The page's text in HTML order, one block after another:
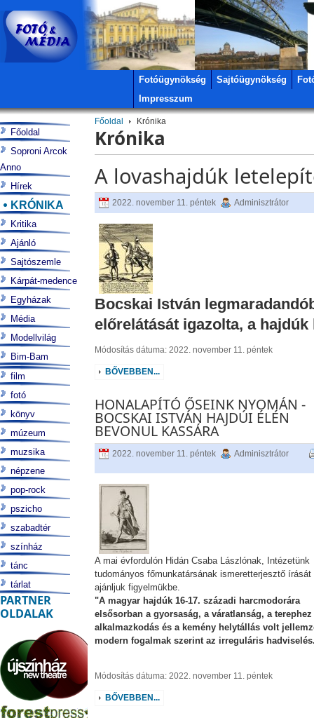
Fotóügynökség Sajtóügynökség
Impresszum
Főoldal Krónika
Krónika
A lovashajdúk
2022. november 11. péntek Adminisztrátor
Bocskai István
előrelátását igazolta, a
Módosítás dátuma: 2022. november 11. péntek
BŐVEBBEN...
HONALAPÍTÓ ŐSEINK NYOMÁN -
BOCSKAI ISTVÁN HAJDÚI ÉLÉN
BEVONUL KASSÁRA
2022. november 11. péntek Adminisztrátor
A mai évfordulón Hidán Csaba Lászlónak, Intézetünk
tudományos főmunkatársának ismeretterjesztő írását
ajánljuk figyelmükbe.
"A magyar hajdúk 16-17. századi harcmodorára
elsősorban a gyorsaság, a váratlanság, a
alkalmazkodás és a kemény helytállás volt
modern fogalmak szerint az irreguláris
Módosítás dátuma: 2022. november 11. péntek
BŐVEBBEN...
Főoldal
Soproni Arcok
Anno
Hírek
KRÓNIKA
Kritika
Ajánló
Sajtószemle
Kárpát-medence
Egyházak
Média
Modellvilág
Bim-Bam
film
fotó
könyv
múzeum
muzsika
népzene
pop-rock
pszicho
szabadtér
színház
tánc
tárlat
PARTNER
OLDALAK